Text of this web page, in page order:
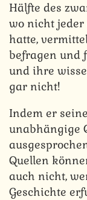
Hälfte des
wo nicht
hatte,
befragen und
und ihre
gar nicht!
Indem er
unabhängige
Quellen
auch nicht,
Geschichte